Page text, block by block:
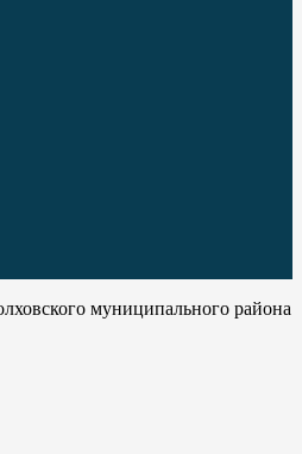
муниципального района